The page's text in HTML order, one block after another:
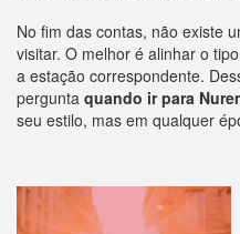
No fim das contas, não existe
visitar. O melhor é alinhar o
a estação correspondente.
pergunta quando ir para
seu estilo, mas em qualquer